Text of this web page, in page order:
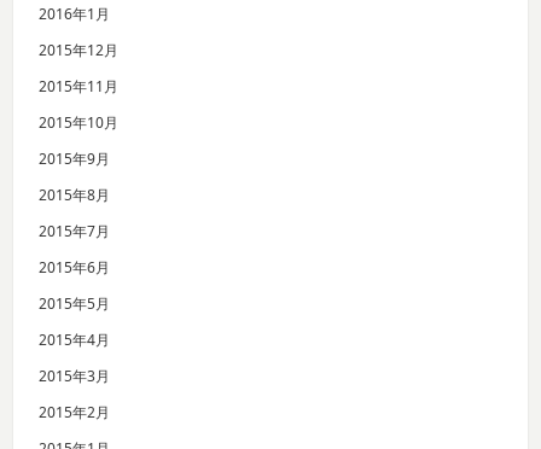
2016年1月
2015年12月
2015年11月
2015年10月
2015年9月
2015年8月
2015年7月
2015年6月
2015年5月
2015年4月
2015年3月
2015年2月